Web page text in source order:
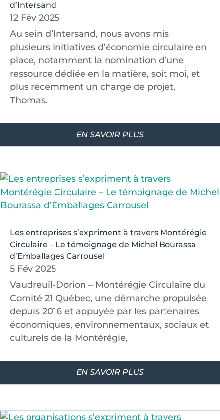
d’Intersand
12 Fév 2025
Au sein d’Intersand, nous avons mis
plusieurs initiatives d’économie circulaire en
place, notamment la nomination d’une
ressource dédiée en la matière, soit moi, et
plus récemment un chargé de projet,
Thomas.
EN SAVOIR PLUS
Les entreprises s’expriment à travers Montérégie
Circulaire – Le témoignage de Michel Bourassa
d’Emballages Carrousel
5 Fév 2025
Vaudreuil-Dorion – Montérégie Circulaire du
Comité 21 Québec, une démarche propulsée
depuis 2016 et appuyée par les partenaires
économiques, environnementaux, sociaux et
culturels de la Montérégie,
EN SAVOIR PLUS